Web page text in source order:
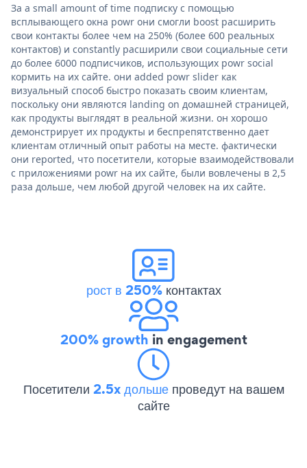
За a small amount of time подписку с помощью
всплывающего окна powr они смогли boost расширить
свои контакты более чем на 250% (более 600 реальных
контактов) и constantly расширили свои социальные сети
до более 6000 подписчиков, использующих powr social
кормить на их сайте. они added powr slider как
визуальный способ быстро показать своим клиентам,
поскольку они являются landing on домашней страницей,
как продукты выглядят в реальной жизни. он хорошо
демонстрирует их продукты и беспрепятственно дает
клиентам отличный опыт работы на месте. фактически
они reported, что посетители, которые взаимодействовали
с приложениями powr на их сайте, были вовлечены в 2,5
раза дольше, чем любой другой человек на их сайте.
рост в 250%контактах
200% growth in engagement
Посетители 2.5x дольше проведут на вашем
сайте